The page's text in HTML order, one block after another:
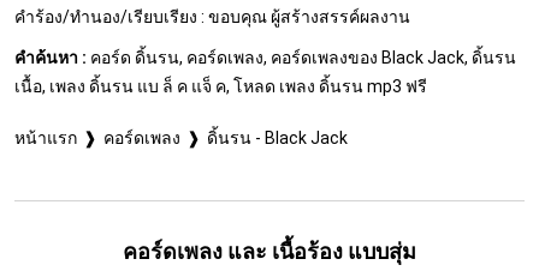
คำร้อง/ทำนอง/เรียบเรียง : ขอบคุณ ผู้สร้างสรรค์ผลงาน
คำค้นหา : คอร์ด ดิ้นรน, คอร์ดเพลง, คอร์ดเพลงของ Black Jack, ดิ้นรน
เนื้อ, เพลง ดิ้นรน แบ ล็ ค แจ็ ค, โหลด เพลง ดิ้นรน mp3 ฟรี
หน้าแรก คอร์ดเพลง ดิ้นรน - Black Jack
คอร์ดเพลง และ เนื้อร้อง แบบสุ่ม